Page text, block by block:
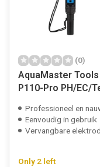
(0)
AquaMaster Tools
P110-Pro PH/EC/
Professioneel en
Eenvoudig in gebruik
Vervangbare
Only 2 left